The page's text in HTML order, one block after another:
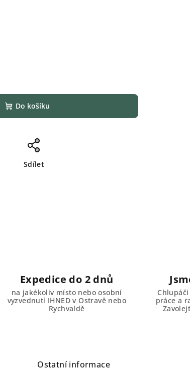
Do košíku
Sdílet
Expedice do 2 dnů
na jakékoliv místo nebo osobní
vyzvednutí IHNED v Ostravě nebo
Rychvaldě
práce a
Ostatní informace